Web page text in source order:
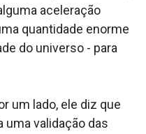
aceleração
quantidade enorme
do universo - para
um lado, ele diz que
uma validação das